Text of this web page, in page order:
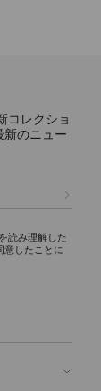
あらゆるシー
ご紹介。
ッパレザーか
エレガンスと
ださい。
ットが印象的
いました。 洗
スで魅力ある
添えた、美し
コレクショ
新のニュー
を読み理解した
意したことに